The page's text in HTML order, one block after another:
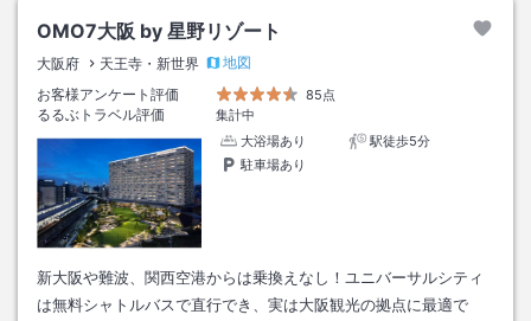
OMO7大阪 by 星野リゾート
大阪府 天王寺・新世界
地図
お客様アンケート評価
85点
るるぶトラベル評価
集計中
大浴場あり
駅徒歩5分
駐車場あり
新大阪や難波、関西空港からは乗換えなし！ユニバーサルシティ
は無料シャトルバスで直行でき、実は大阪観光の拠点に最適で